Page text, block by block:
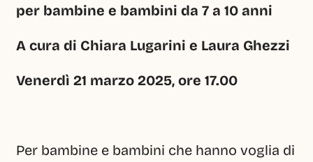
per bambine e bambini da 7 a 10 anni
A cura di Chiara Lugarini e Laura Ghezzi
Venerdì 21 marzo 2025, ore 17.00
Per bambine e bambini che hanno voglia di